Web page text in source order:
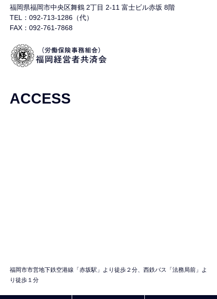
福岡県福岡市中央区舞鶴 2丁目 2-11 富士ビル赤坂 8階
TEL：092-713-1286（代）
FAX：092-761-7868
ACCESS
福岡市市営地下鉄空港線「赤坂駅」より徒歩２分、西鉄バス「法務局前」よ
り徒歩１分